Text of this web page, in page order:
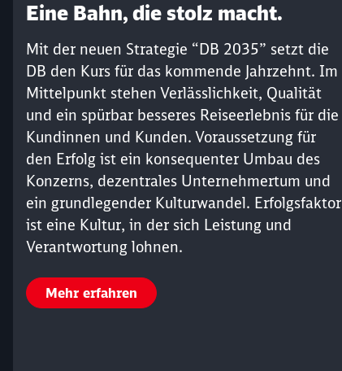
Eine Bahn, die stolz macht.
Mit der neuen Strategie “DB 2035” setzt die
DB den Kurs für das kommende Jahrzehnt. Im
Mittelpunkt stehen Verlässlichkeit, Qualität
und ein spürbar besseres Reiseerlebnis für die
Kundinnen und Kunden. Voraussetzung für
den Erfolg ist ein konsequenter Umbau des
Konzerns, dezentrales Unternehmertum und
ein grundlegender Kulturwandel. Erfolgsfaktor
ist eine Kultur, in der sich Leistung und
Verantwortung lohnen.
Mehr erfahren